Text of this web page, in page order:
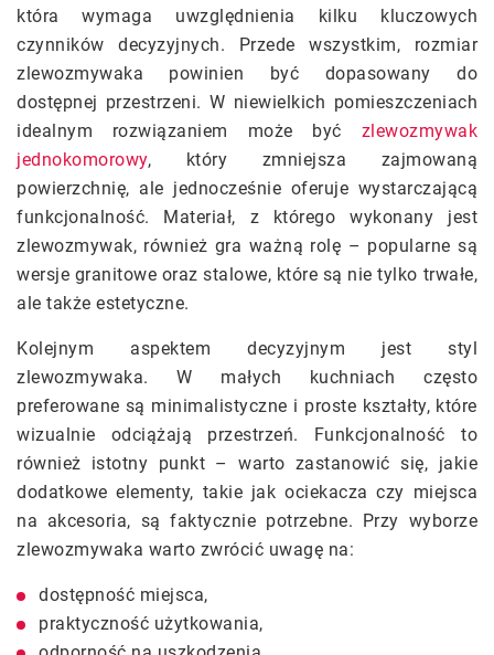
która wymaga uwzględnienia kilku kluczowych
czynników decyzyjnych. Przede wszystkim, rozmiar
zlewozmywaka powinien być dopasowany do
dostępnej przestrzeni. W niewielkich pomieszczeniach
idealnym rozwiązaniem może być zlewozmywak
jednokomorowy, który zmniejsza zajmowaną
powierzchnię, ale jednocześnie oferuje wystarczającą
funkcjonalność. Materiał, z którego wykonany jest
zlewozmywak, również gra ważną rolę – popularne są
wersje granitowe oraz stalowe, które są nie tylko trwałe,
ale także estetyczne.
Kolejnym aspektem decyzyjnym jest styl
zlewozmywaka. W małych kuchniach często
preferowane są minimalistyczne i proste kształty, które
wizualnie odciążają przestrzeń. Funkcjonalność to
również istotny punkt – warto zastanowić się, jakie
dodatkowe elementy, takie jak ociekacza czy miejsca
na akcesoria, są faktycznie potrzebne. Przy wyborze
zlewozmywaka warto zwrócić uwagę na:
dostępność miejsca,
praktyczność użytkowania,